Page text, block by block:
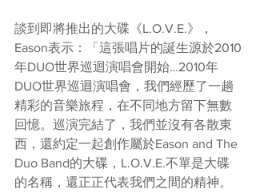
談到即將推出的大碟《L.O.V.E.》，
Eason表示：「這張唱片的誕生源於2010
年DUO世界巡迴演唱會開始…2010年
DUO世界巡迴演唱會，我們經歷了一趟
精彩的音樂旅程，在不同地方留下無數
回憶。巡演完結了，我們並沒有各散東
西，還約定一起創作屬於Eason and The
Duo Band的大碟，L.O.V.E.不單是大碟
的名稱，還正正代表我們之間的精神。